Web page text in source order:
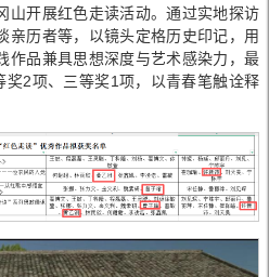
山开展红色走读活动。通过实地探访
亲历者等，以镜头定格历史印记，用
作品兼具思想深度与艺术感染力，最
奖2项、三等奖1项，以青春笔触诠释